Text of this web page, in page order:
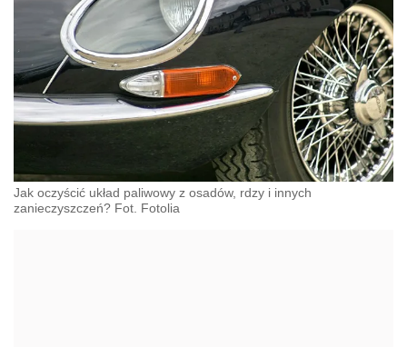
Jak oczyścić układ paliwowy z osadów, rdzy i innych
zanieczyszczeń? Fot. Fotolia